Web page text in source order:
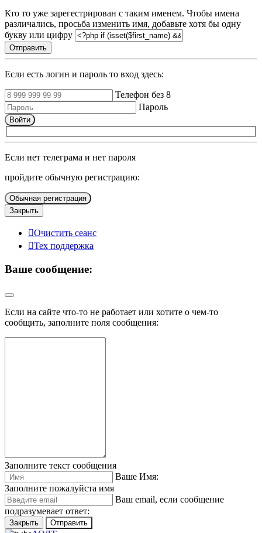
Кто то уже зарегестрирован с таким именем. Чтобы имена
различались, просьба изменить имя, добавьте хотя бы одну
букву или цифру
Отправить
Если есть логин и пароль то вход здесь:
Телефон без 8
Пароль
Войти
Если нет телеграма и нет пароля
пройдите обычную регистрацию:
Обычная регистрация
Закрыть
Очистить сеанс
Тех поддержка
Ваше сообщение:
Если на сайте что-то не работает или хотите о чем-то
сообщить, заполните поля сообщения:
Заполните текст сообщения
Ваше Имя:
Заполните пожалуйста имя
Ваш еmail, если сообщение
подразумевает ответ:
Закрыть Отправить